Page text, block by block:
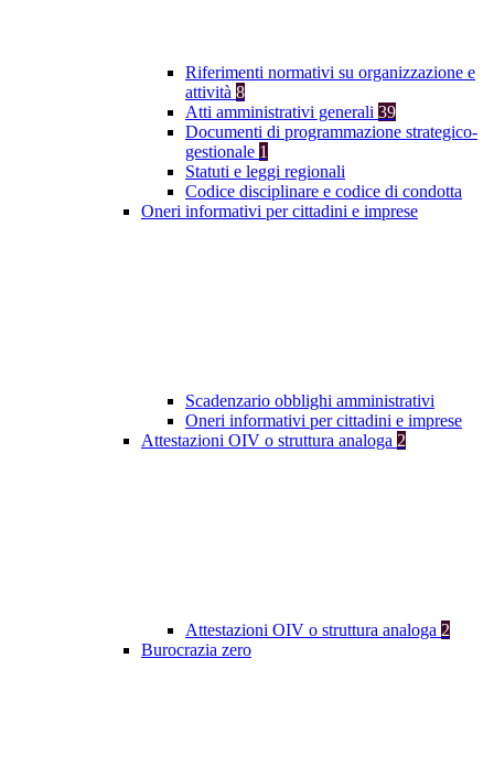
Riferimenti normativi su organizzazione e
attività 8
Atti amministrativi generali 39
Documenti di programmazione strategico-
gestionale 1
Statuti e leggi regionali
Codice disciplinare e codice di condotta
Oneri informativi per cittadini e imprese
Scadenzario obblighi amministrativi
Oneri informativi per cittadini e imprese
Attestazioni OIV o struttura analoga 2
Attestazioni OIV o struttura analoga 2
Burocrazia zero